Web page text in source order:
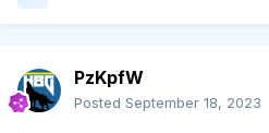
PzKpfW
Posted September 18, 2023